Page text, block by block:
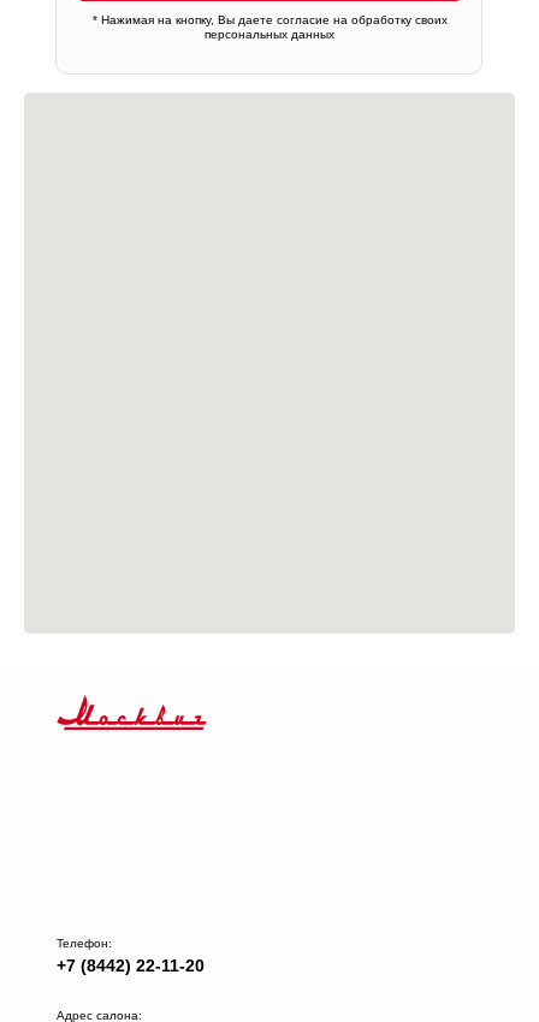
* Нажимая на кнопку, Вы даете согласие на обработку своих
персональных данных
Адрес салона:
+7 (8442) 22-11-20
Телефон: